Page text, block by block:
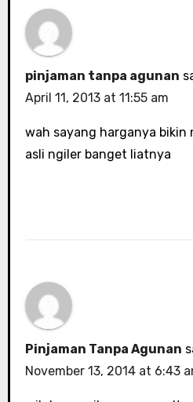
pinjaman tanpa agunan
April 11, 2013 at 11:55 am
wah sayang harganya bikin
asli ngiler banget liatnya
Pinjaman Tanpa Agunan
November 13, 2014 at 6:43